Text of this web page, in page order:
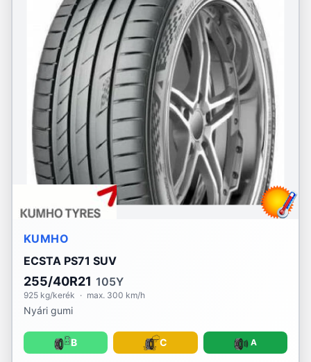
KUMHO
ECSTA PS71 SUV
255/40R21 105Y
925 kg/kerék · max. 300 km/h
Nyári gumi
B C A